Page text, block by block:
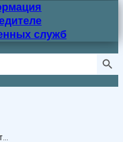
служб
Search Button